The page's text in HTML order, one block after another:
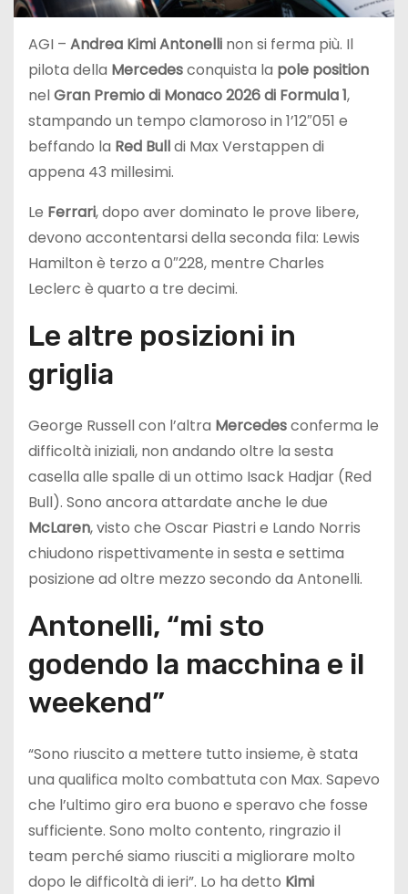
AGI – Andrea Kimi Antonelli non si ferma più. Il
pilota della Mercedesconquista la pole position
nelGran Premio di Monaco 2026 di Formula 1,
stampando un tempo clamoroso in 1’12″051 e
beffando la Red Bulldi Max Verstappen di
appena 43 millesimi.
Le Ferrari, dopo aver dominato le prove libere,
devono accontentarsi della seconda fila: Lewis
Hamilton è terzo a 0″228, mentre Charles
Leclerc è quarto a tre decimi.
Le altre posizioni in
griglia
George Russell con l’altra Mercedesconferma le
difficoltà iniziali, non andando oltre la sesta
casella alle spalle di un ottimo Isack Hadjar (Red
Bull). Sono ancora attardate anche le due
McLaren, visto che Oscar Piastri e Lando Norris
chiudono rispettivamente in sesta e settima
posizione ad oltre mezzo secondo da Antonelli.
Antonelli, “mi sto
godendo la macchina e il
weekend”
“Sono riuscito a mettere tutto insieme, è stata
una qualifica molto combattuta con Max. Sapevo
che l’ultimo giro era buono e speravo che fosse
sufficiente. Sono molto contento, ringrazio il
team perché siamo riusciti a migliorare molto
dopo le difficoltà di ieri”. Lo ha detto Kimi